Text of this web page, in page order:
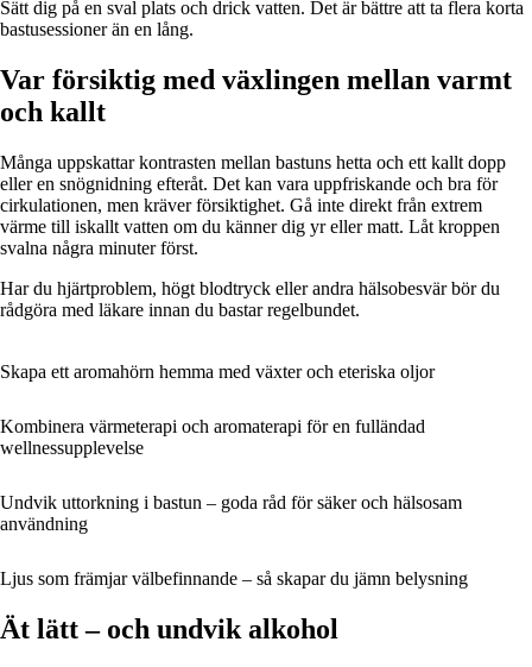
Sätt dig på en sval plats och drick vatten. Det är bättre att ta flera korta
bastusessioner än en lång.
Var försiktig med växlingen mellan varmt
och kallt
Många uppskattar kontrasten mellan bastuns hetta och ett kallt dopp
eller en snögnidning efteråt. Det kan vara uppfriskande och bra för
cirkulationen, men kräver försiktighet. Gå inte direkt från extrem
värme till iskallt vatten om du känner dig yr eller matt. Låt kroppen
svalna några minuter först.
Har du hjärtproblem, högt blodtryck eller andra hälsobesvär bör du
rådgöra med läkare innan du bastar regelbundet.
Skapa ett aromahörn hemma med växter och eteriska oljor
Kombinera värmeterapi och aromaterapi för en fulländad
wellnessupplevelse
Undvik uttorkning i bastun – goda råd för säker och hälsosam
användning
Ljus som främjar välbefinnande – så skapar du jämn belysning
Ät lätt – och undvik alkohol